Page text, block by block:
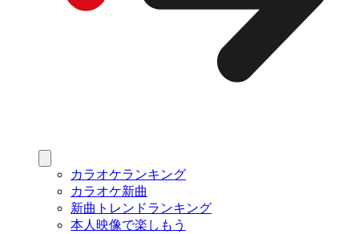
カラオケランキング
カラオケ新曲
新曲トレンドランキング
本人映像で楽しもう